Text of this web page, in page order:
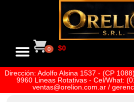
0 $0
Dirección: Adolfo Alsina 1537 - (CP
9960 Lineas Rotativas - Cel/What:
ventas@orelion.com.ar /